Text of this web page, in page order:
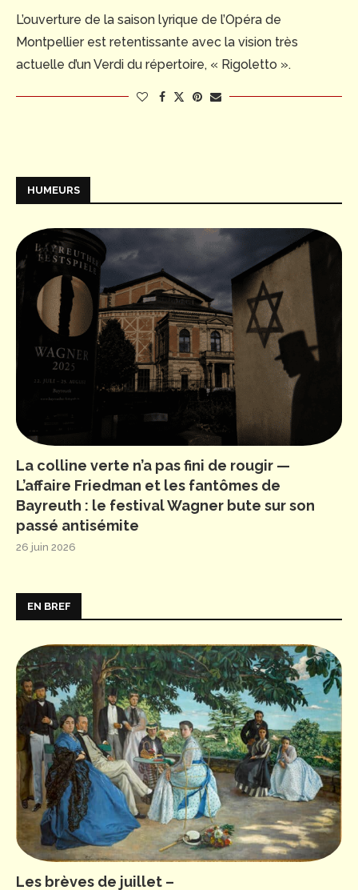
L’ouverture de la saison lyrique de l’Opéra de
Montpellier est retentissante avec la vision très
actuelle d’un Verdi du répertoire, « Rigoletto ».
HUMEURS
La colline verte n’a pas fini de rougir —
L’affaire Friedman et les fantômes de
Bayreuth : le festival Wagner bute sur son
passé antisémite
26 juin 2026
EN BREF
Les brèves de juillet –